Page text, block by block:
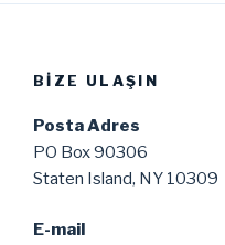
BIZE ULAŞIN
Posta Adres
PO Box 90306
Staten Island, NY 10309
E-mail